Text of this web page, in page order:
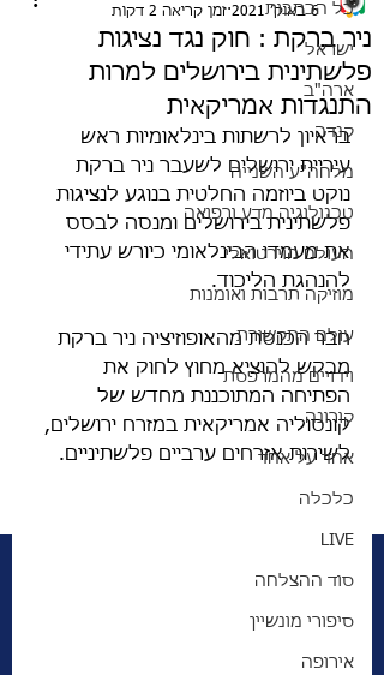
כל הכתבות
ישראל
ארה"ב
קנדה
מלחה"ע השנייה
טכנולוגיה מדע ורפואה
העולם הוירטואלי
מוזיקה תרבות ואומנות
עולם התקשורת
וידויים מהמרפסת
קורונה
אחד על אחד
כלכלה
LIVE
סוד ההצלחה
סיפורי מונשיין
אירופה
ניר ברקת : חוק נגד נציגות
פלשתינית בירושלים למרות
התנגדות אמריקאית
6 באוק׳ 2021
זמן קריאה 2 דקות
בראיון לרשתות בינלאומיות ראש
עיריית ירושלים לשעבר ניר ברקת
נוקט ביוזמה החלטית בנוגע לנציגות
פלשתינית בירושלים ומנסה לבסס
את מעמדו הבינלאומי כיורש עתידי
להנהגת הליכוד.
חבר הכנסת מהאופוזיציה ניר ברקת
מבקש להוציא מחוץ לחוק את
הפתיחה המתוכננת מחדש של
קונסוליה אמריקאית במזרח ירושלים,
לשירות אזרחים ערביים פלשתיניים.